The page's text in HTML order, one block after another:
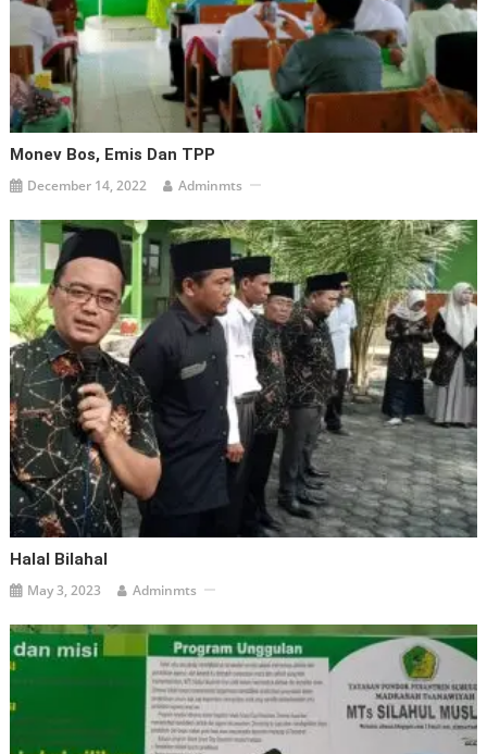
Monev Bos, Emis Dan TPP
December 14, 2022 Adminmts
Halal Bilahal
May 3, 2023 Adminmts